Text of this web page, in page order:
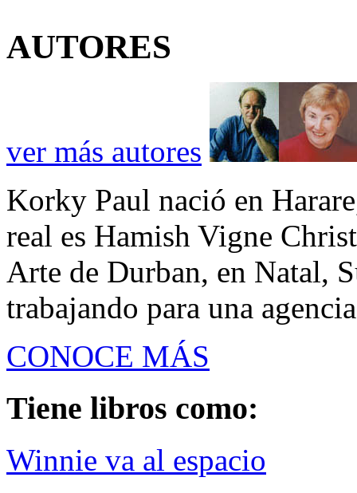
AUTORES
ver más autores
Korky Paul nació en
real es Hamish Vigne
Arte de Durban, en Natal,
trabajando para una
CONOCE MÁS
Tiene libros como:
Winnie va al espacio